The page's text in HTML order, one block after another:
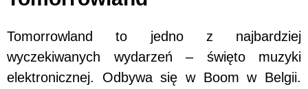
Tomorrowland to jedno z najbardziej
wyczekiwanych wydarzeń – święto muzyki
elektronicznej. Odbywa się w Boom w Belgii.